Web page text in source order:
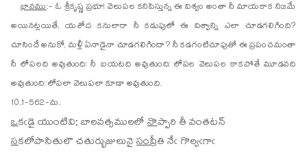
భావము:- ఓ శ్రీకృష్ణ ప్రభూ! వెలుపల కనిపిస్తున్న ఈ విశ్వం అంతా నీ మాయకాక నిజమే
అయినట్లయితే, యశోద కనులారా నీ కడుపులో ఈ విశ్వాన్ని ఎలా చూడగలిగింది?
చూసిందే అనుకో, మళ్లీ ఏనాడైనా చూడగలిగిందా? నీ కడగంటిచూపుతో ఈ ప్రపంచమంతా
నీ లోపలది అవుతుంది; నీ బయటది అవుతుంది; లోపల వెలుపల కాకపోతే మూడవది
అవుతుంది; లోపలా వెలుపలా కూడా అవుతుంది.
10.1-562-మ.
ఒకఁడై యుంటివి; బాలవత్సములలోనొప్పారి తీ వంతటన్
సకలోపాసితులౌ చతుర్భుజులునైసంప్రీతి నేఁ గొల్వఁగాఁ